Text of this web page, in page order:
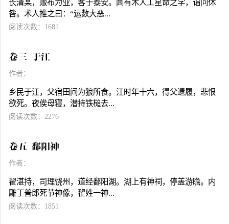
长清某，贩布为业，客于泰安。闻有术人工星命之学，诣问休
咎。术人推之曰：“运数大恶...
阅读次数：1681
卷三 于江
作者：
乡民于江，父宿田间为狼所食。江时年十六，得父遗履，悲恨
欲死。夜俟母寝，潜持铁槌去...
阅读次数：2276
卷五 鄱阳神
作者：
翟湛持，司理饶州，道经鄱阳湖。湖上有神祠，停盖游瞻。内
雕丁普郎死节神像，翟姓一神...
阅读次数：1851